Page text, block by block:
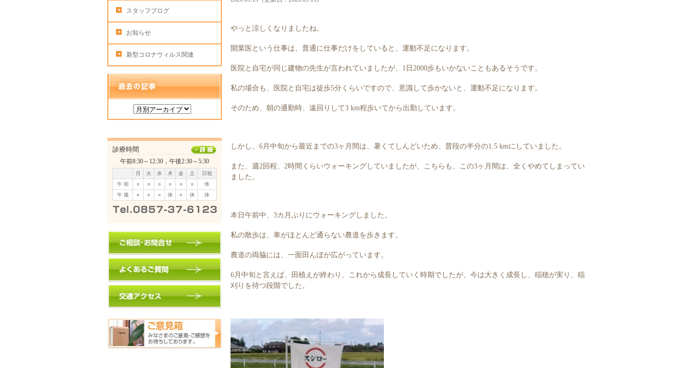
やっと涼しくなりましたね。
開業医という仕事は、普通に仕事だけをしていると、運動不足になります。
医院と自宅が同じ建物の先生が言われていましたが、1日2000歩もいかないこともあるそうです。
私の場合も、医院と自宅は徒歩5分くらいですので、意識して歩かないと、運動不足になります。
そのため、朝の通勤時、遠回りして3 km程歩いてから出勤しています。
しかし、6月中旬から最近までの3ヶ月間は、暑くてしんどいため、普段の半分の1.5 kmにしていました。
また、週2回程、2時間くらいウォーキングしていましたが、こちらも、この3ヶ月間は、全くやめてしまってい
ました。
本日午前中、3カ月ぶりにウォーキングしました。
私の散歩は、車がほとんど通らない農道を歩きます。
農道の両脇には、一面田んぼが広がっています。
6月中旬と言えば、田植えが終わり、これから成長していく時期でしたが、今は大きく成長し、稲穂が実り、稲
刈りを待つ段階でした。
スタッフブログ
お知らせ
新型コロナウィルス関連
診療時間
午前8:30～12:30，午後2:30～5:30
月 火 水 木 金 土
日祝
午 前
○ ○ ○ ○ ○ ○
休
午 後
○ ○ ○ 休 ○ 休 休